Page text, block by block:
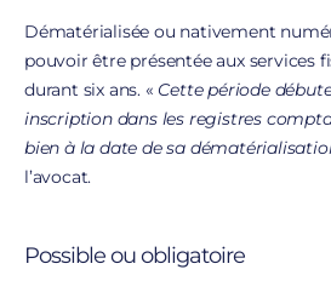
Dématérialisée ou nativement
pouvoir être présentée aux services
durant six ans. « Cette période
inscription dans les registres
bien à la date de sa
l’avocat.
Possible ou obligatoire